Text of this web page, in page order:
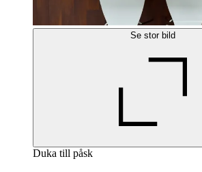
Se stor bild
Duka till påsk